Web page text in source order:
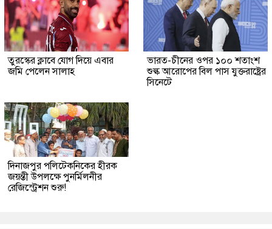
তুরস্কের ক্লাবে যোগ দিয়ে এবার
জমি পেলেন সালাহ
ভারত-চীনের ওপর ১০০ শতাংশ
শুল্ক আরোপের বিল পাস যুক্তরাষ্ট্রের
সিনেটে
দিনাজপুর পলিটেকনিকের হীরক
জয়ন্তী উপলক্ষে পুনর্মিলনীর
রেজিস্ট্রেশন শুরু!